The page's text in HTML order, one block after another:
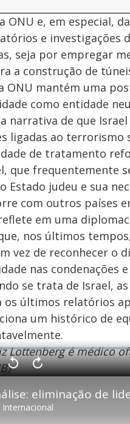
ONU e, em especial,
e investigações
seja por empregar
a construção de
ONU mantém uma
como entidade
narrativa de que
ligadas ao terrorismo
de tratamento
que frequentemente
Estado judeu e sua
com outros países
em uma
nos últimos
vez de reconhecer o
nas
se trata de Israel,
os últimos relatórios
um histórico de
Lottenberg é médico
Internacional
V
o
t
a
1
A
v
n
ç
a
r